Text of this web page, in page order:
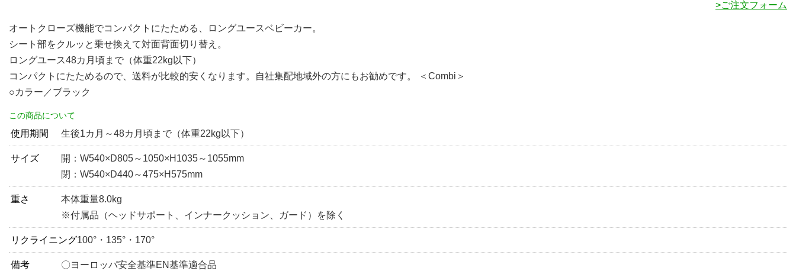
>ご注文フォーム
オートクローズ機能でコンパクトにたためる、ロングユースベビーカー。
シート部をクルッと乗せ換えて対面背面切り替え。
ロングユース48カ月頃まで（体重22kg以下）
コンパクトにたためるので、送料が比較的安くなります。自社集配地域外の方にもお勧めです。 ＜Combi＞
○カラー／ブラック
この商品について
使用期間 生後1カ月～48カ月頃まで（体重22kg以下）
サイズ
開：W540×D805～1050×H1035～1055mm
閉：W540×D440～475×H575mm
重さ
本体重量8.0kg
※付属品（ヘッドサポート、インナークッション、ガード）を除く
リクライニング100°・135°・170°
備考
〇ヨーロッパ安全基準EN基準適合品